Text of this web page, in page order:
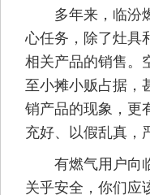
多年来，临汾
心任务，除了灶具
相关产品的销售。
至小摊小贩占据，
销产品的现象，更
充好、以假乱真，
有燃气用户向临
关乎安全，你们应